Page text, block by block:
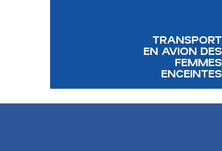
TRANSPORT
EN AVION DES
FEMMES
ENCEINTES